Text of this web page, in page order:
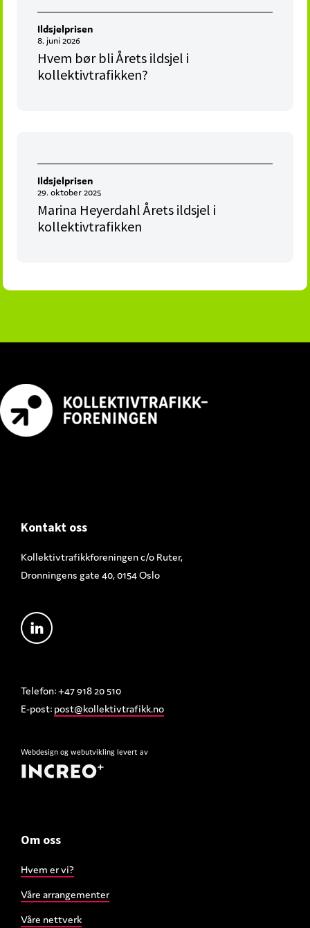
Ildsjelprisen
8. juni 2026
Hvem bør bli Årets ildsjel i
kollektivtrafikken?
Ildsjelprisen
29. oktober 2025
Marina Heyerdahl Årets ildsjel i
kollektivtrafikken
Footer
Kontakt oss
Kollektivtrafikkforeningen c/o Ruter,
Dronningens gate 40, 0154 Oslo
Telefon: +47 918 20 510
E-post: post@kollektivtrafikk.no
Webdesign og webutvikling levert av
Om oss
Hvem er vi?
Våre arrangementer
Våre nettverk